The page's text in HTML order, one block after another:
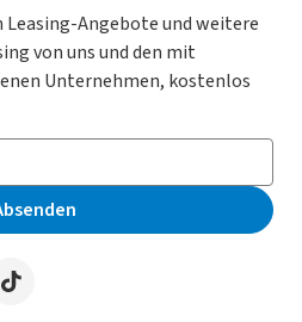
Leasing-Angebote und weitere
von uns und den mit
Unternehmen, kostenlos